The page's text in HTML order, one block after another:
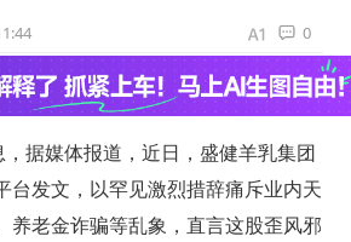
0
据媒体报道，近日，盛健羊乳集团
台发文，以罕见激烈措辞痛斥业内天
养老金诈骗等乱象，直言这股歪风邪